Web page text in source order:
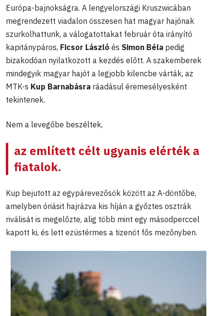
Európa-bajnokságra. A lengyelországi Kruszwicában
megrendezett viadalon összesen hat magyar hajónak
szurkolhattunk, a válogatottakat február óta irányító
kapitánypáros, Ficsor László és Simon Béla pedig
bizakodóan nyilatkozott a kezdés előtt. A szakemberek
mindegyik magyar hajót a legjobb kilencbe várták, az
MTK-s Kup Barnabásra ráadásul éremesélyesként
tekintenek.
Nem a levegőbe beszéltek,
az említett célt ugyanis elérték a
fiatalok.
Kup bejutott az egypárevezősök között az A-döntőbe,
amelyben óriásit hajrázva kis híján a győztes osztrák
riválisát is megelőzte, alig több mint egy másodperccel
kapott ki, és lett ezüstérmes a tizenöt fős mezőnyben.